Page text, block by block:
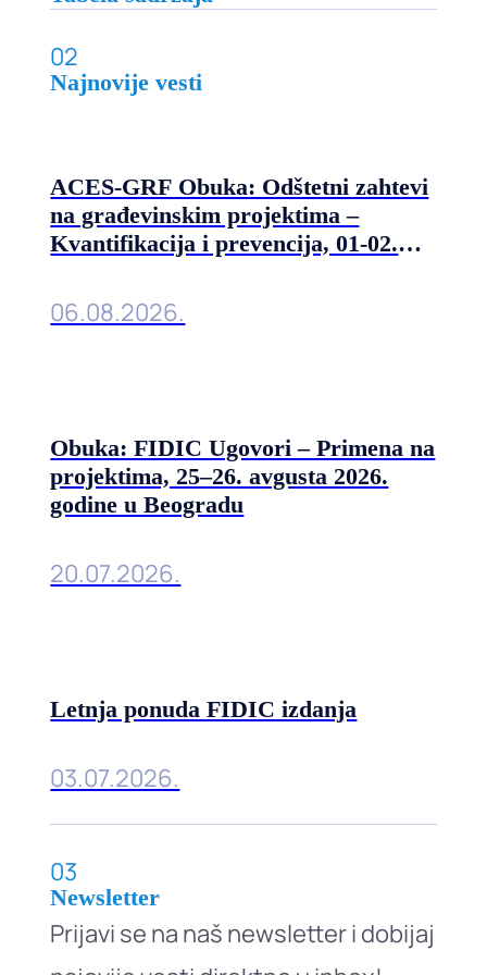
02
Najnovije vesti
ACES-GRF Obuka: Odštetni zahtevi
na građevinskim projektima –
Kvantifikacija i prevencija, 01-02.
06.08.2026.
Obuka: FIDIC Ugovori – Primena na
projektima, 25–26. avgusta 2026.
godine u Beogradu
20.07.2026.
Letnja ponuda FIDIC izdanja
03.07.2026.
03
Newsletter
Prijavi se na naš newsletter i dobijaj